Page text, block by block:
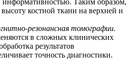
информативностью. Таким образом,
костной ткани на верхней и
резонансная томографии.
в сложных клинических
результатов
точность диагностики.